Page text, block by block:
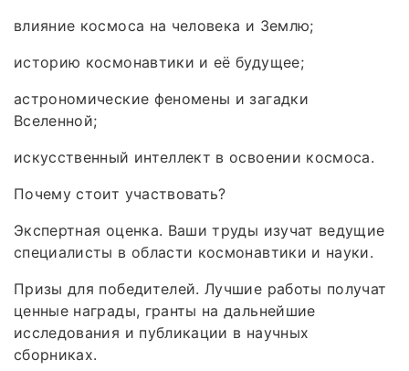
влияние космоса на человека и Землю;
историю космонавтики и её будущее;
астрономические феномены и загадки
Вселенной;
искусственный интеллект в освоении космоса.
Почему стоит участвовать?
Экспертная оценка. Ваши труды изучат ведущие
специалисты в области космонавтики и науки.
Призы для победителей. Лучшие работы получат
ценные награды, гранты на дальнейшие
исследования и публикации в научных
сборниках.